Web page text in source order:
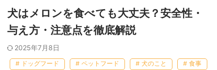
犬はメロンを食べても大丈夫？安全性・
与え方・注意点を徹底解説
2025年7月8日
# ドッグフード # ペットフード # 犬のこと # 食事